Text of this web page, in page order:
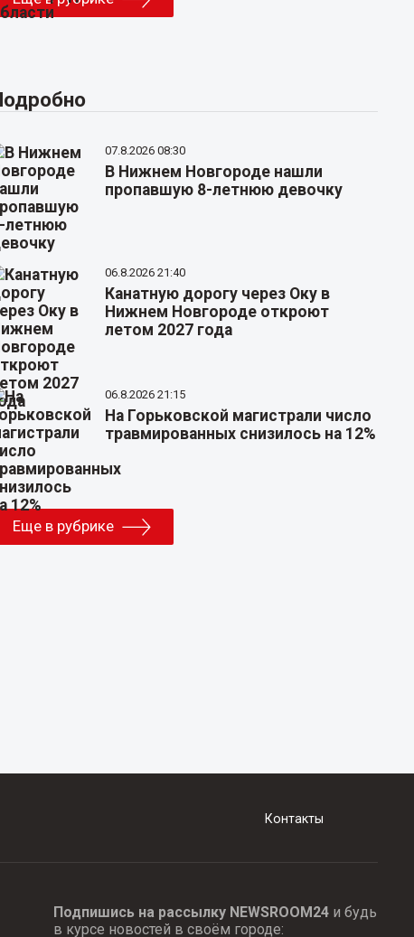
07.8.2026 08:30
В Нижнем Новгороде нашли
пропавшую 8-летнюю девочку
06.8.2026 21:40
Канатную дорогу через Оку в
Нижнем Новгороде откроют
летом 2027 года
06.8.2026 21:15
На Горьковской магистрали число
травмированных снизилось на 12%
Еще в рубрике
Контакты
Подпишись на рассылку NEWSROOM24и будь
в курсе новостей в своём городе: